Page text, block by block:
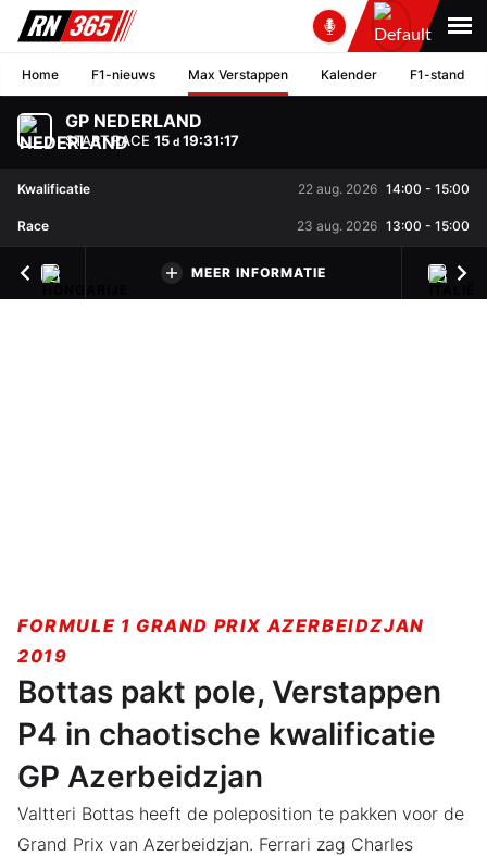
Home F1-nieuws Max Verstappen Kalender F1-stand
GP NEDERLAND
START RACE 15 d 19:31:16
Kwalificatie 22 aug. 2026 14:00 - 15:00
Race 23 aug. 2026 13:00 - 15:00
MEER INFORMATIE
FORMULE 1 GRAND PRIX AZERBEIDZJAN
2019
Bottas pakt pole, Verstappen
P4 in chaotische kwalificatie
GP Azerbeidzjan
Valtteri Bottas heeft de poleposition te pakken voor de
Grand Prix van Azerbeidzjan. Ferrari zag Charles